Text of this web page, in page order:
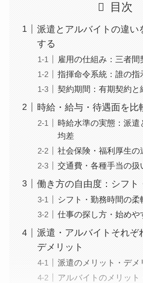
目次
派遣とアルバイトの違い
する
雇用の仕組み：三者間
指揮命令系統：誰の指
契約期間：有期契約と
時給・給与・待遇面を比
時給水準の実態：派
均差
社会保険・福利厚生の
交通費・各種手当の扱
働き方の自由度：シフト
シフト・勤務時間の柔
仕事の探し方・始めや
派遣・アルバイトそれぞ
デメリット
派遣のメリット・デメ
アルバイトのメリット